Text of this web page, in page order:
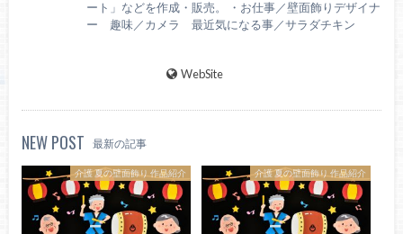
ート」などを作成・販売。 ・お仕事／壁面飾りデザイナ
ー 趣味／カメラ 最近気になる事／サラダチキン
WebSite
NEW POST 最新の記事
介護 夏の壁面飾り 作品紹介 介護 夏の壁面飾り 作品紹介